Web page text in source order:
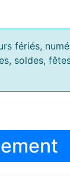
fériés,
soldes,